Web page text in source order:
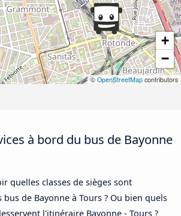
+
−
© OpenStreetMap contributors
à bord du bus de Bayonne
quelles classes de sièges sont
de Bayonne à Tours ? Ou bien quels
l'itinéraire Bayonne - Tours ?